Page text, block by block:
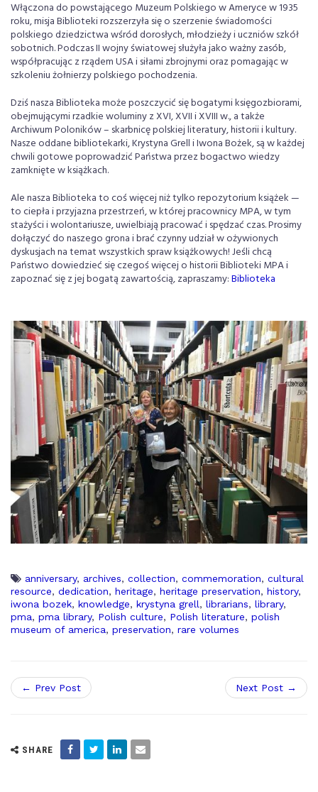
Włączona do powstającego Muzeum Polskiego w Ameryce w 1935
roku, misja Biblioteki rozszerzyła się o szerzenie świadomości
polskiego dziedzictwa wśród dorosłych, młodzieży i uczniów szkół
sobotnich. Podczas II wojny światowej służyła jako ważny zasób,
współpracując z rządem USA i siłami zbrojnymi oraz pomagając w
szkoleniu żołnierzy polskiego pochodzenia.
Dziś nasza Biblioteka może poszczycić się bogatymi księgozbiorami,
obejmującymi rzadkie woluminy z XVI, XVII i XVIII w., a także
Archiwum Poloników – skarbnicę polskiej literatury, historii i kultury.
Nasze oddane bibliotekarki, Krystyna Grell i Iwona Bożek, są w każdej
chwili gotowe poprowadzić Państwa przez bogactwo wiedzy
zamknięte w książkach.
Ale nasza Biblioteka to coś więcej niż tylko repozytorium książek —
to ciepła i przyjazna przestrzeń, w której pracownicy MPA, w tym
stażyści i wolontariusze, uwielbiają pracować i spędzać czas. Prosimy
dołączyć do naszego grona i brać czynny udział w ożywionych
dyskusjach na temat wszystkich spraw książkowych! Jeśli chcą
Państwo dowiedzieć się czegoś więcej o historii Biblioteki MPA i
zapoznać się z jej bogatą zawartością, zapraszamy: Biblioteka
anniversary, archives, collection, commemoration, cultural
resource, dedication, heritage, heritage preservation, history,
iwona bozek, knowledge, krystyna grell, librarians, library,
pma, pma library, Polish culture, Polish literature, polish
museum of america, preservation, rare volumes
← Prev Post Next Post →
SHARE